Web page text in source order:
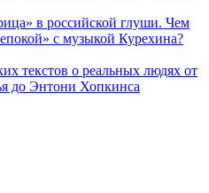
в российской глуши. Чем
с музыкой Курехина?
текстов о реальных людях от
до Энтони Хопкинса